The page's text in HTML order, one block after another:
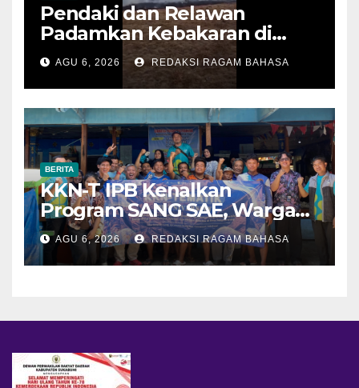
Pendaki dan Relawan
Padamkan Kebakaran di
Alun-alun Suryakencana
Sebelum Meluas
AGU 6, 2026 REDAKSI RAGAM BAHASA
BERITA
KKN-T IPB Kenalkan
Program SANG SAE, Warga
Desa Sangrawayang Diajak
Ubah Sampah Jadi Bernilai
Ekonomi
AGU 6, 2026 REDAKSI RAGAM BAHASA